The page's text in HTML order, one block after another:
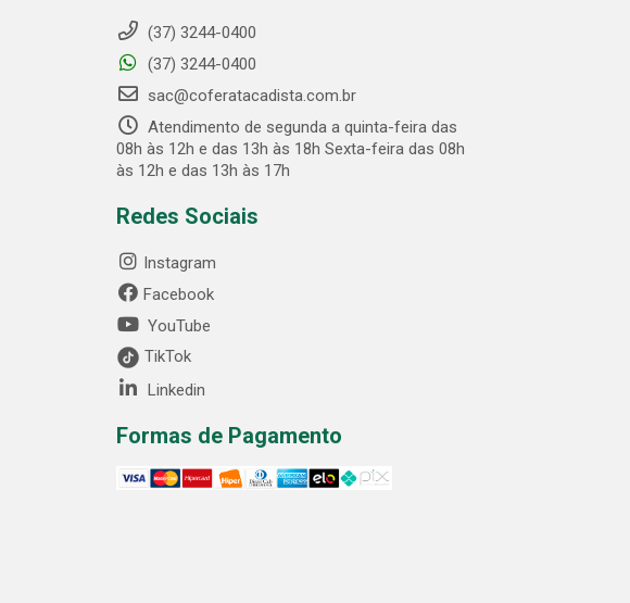
(37) 3244-0400
(37) 3244-0400
sac@coferatacadista.com.br
Atendimento de segunda a quinta-feira das
08h às 12h e das 13h às 18h Sexta-feira das 08h
às 12h e das 13h às 17h
Redes Sociais
Instagram
Facebook
YouTube
TikTok
Linkedin
Formas de Pagamento